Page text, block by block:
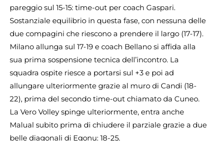
pareggio sul 15-15: time-out per coach Gaspari.
Sostanziale equilibrio in questa fase, con nessuna delle
due compagini che riescono a prendere il largo (17-17).
Milano allunga sul 17-19 e coach Bellano si affida alla
sua prima sospensione tecnica dell’incontro. La
squadra ospite riesce a portarsi sul +3 e poi ad
allungare ulteriormente grazie al muro di Candi (18-
22), prima del secondo time-out chiamato da Cuneo.
La Vero Volley spinge ulteriormente, entra anche
Malual subito prima di chiudere il parziale grazie a due
belle diagonali di Egonu: 18-25.